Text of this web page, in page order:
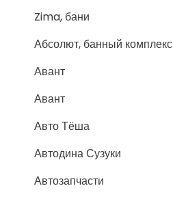
Zima, бани
Абсолют, банный комплекс
Авант
Авант
Авто Тёша
Автодина Сузуки
Автозапчасти